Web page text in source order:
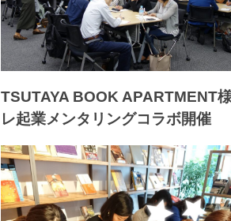
TSUTAYA BOOK APARTMENT
レ起業メンタリングコラボ開催